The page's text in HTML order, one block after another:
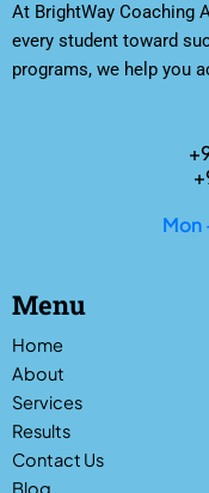
At BrightWay Coaching
every student toward
programs, we help you
Mon
Menu
Home
About
Services
Results
Contact Us
Blog